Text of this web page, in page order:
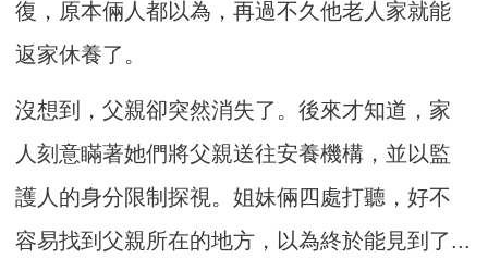
復，原本倆人都以為，再過不久他老人家就能
返家休養了。
沒想到，父親卻突然消失了。後來才知道，家
人刻意瞞著她們將父親送往安養機構，並以監
護人的身分限制探視。姐妹倆四處打聽，好不
容易找到父親所在的地方，以為終於能見到了...